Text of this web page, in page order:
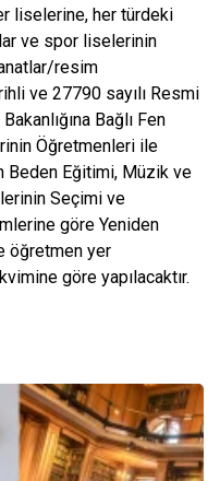
liselerine, her türdeki
ve spor liselerinin
resim
ve 27790 sayılı Resmi
Bağlı Fen
Öğretmenleri ile
Beden Eğitimi, Müzik ve
Seçimi ve
göre Yeniden
öğretmen yer
göre yapılacaktır.